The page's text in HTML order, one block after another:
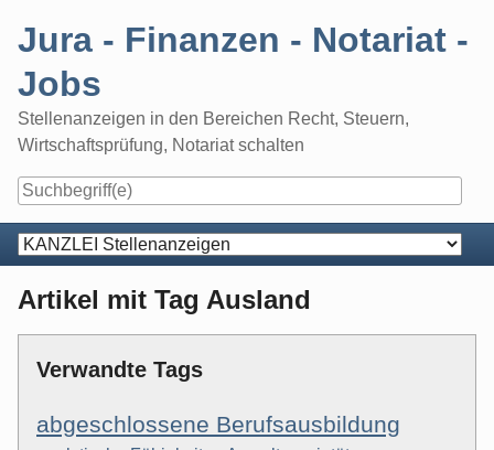
Jura - Finanzen - Notariat -
Jobs
Stellenanzeigen in den Bereichen Recht, Steuern,
Wirtschaftsprüfung, Notariat schalten
Navigation
Artikel mit Tag Ausland
Verwandte Tags
abgeschlossene Berufsausbildung